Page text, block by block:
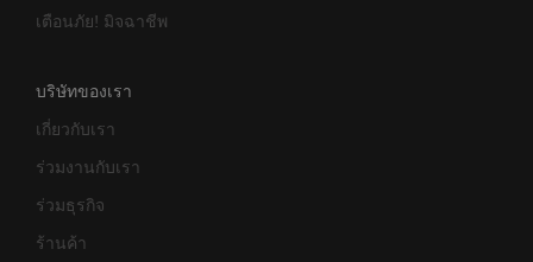
เตือนภัย! มิจฉาชีพ
บริษัทของเรา
เกี่ยวกับเรา
ร่วมงานกับเรา
ร่วมธุรกิจ
ร้านค้า